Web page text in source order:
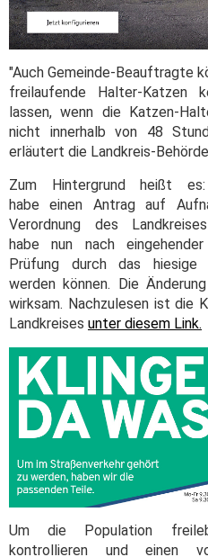
"Auch Gemeinde-Beauftragte
freilaufende Halter-Katzen
lassen, wenn die Katzen-
nicht innerhalb von 48
erläutert die Landkreis-
Zum Hintergrund heißt
habe einen Antrag auf
Verordnung des
habe nun nach
Prüfung durch das hiesige
werden können. Die
wirksam. Nachzulesen ist die
Landkreises unter diesem Link.
Um die Population
kontrollieren und einen